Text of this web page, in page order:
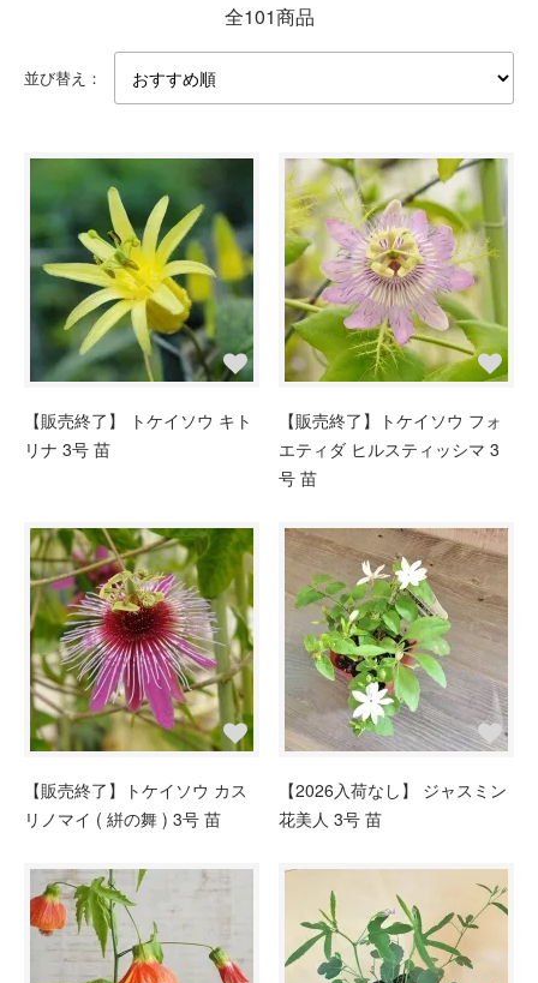
全101商品
並び替え：
【販売終了】 トケイソウ キト
リナ 3号 苗
【販売終了】トケイソウ フォ
エティダ ヒルスティッシマ 3
号 苗
【販売終了】トケイソウ カス
リノマイ ( 絣の舞 ) 3号 苗
【2026入荷なし】 ジャスミン
花美人 3号 苗